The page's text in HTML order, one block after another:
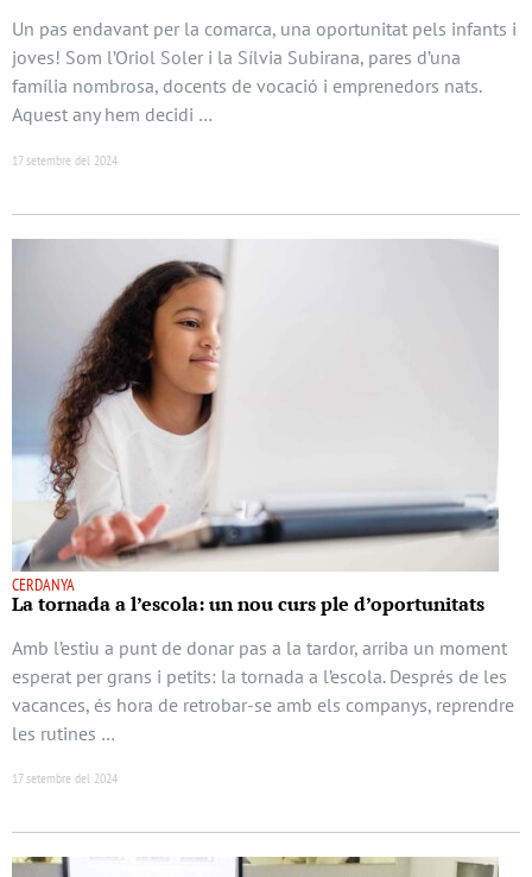
Un pas endavant per la comarca, una oportunitat pels infants i
joves! Som l’Oriol Soler i la Sílvia Subirana, pares d’una
família nombrosa, docents de vocació i emprenedors nats.
Aquest any hem decidi …
17 setembre del 2024
CERDANYA
La tornada a l’escola: un nou curs ple d’oportunitats
Amb l’estiu a punt de donar pas a la tardor, arriba un moment
esperat per grans i petits: la tornada a l’escola. Després de les
vacances, és hora de retrobar-se amb els companys, reprendre
les rutines …
17 setembre del 2024